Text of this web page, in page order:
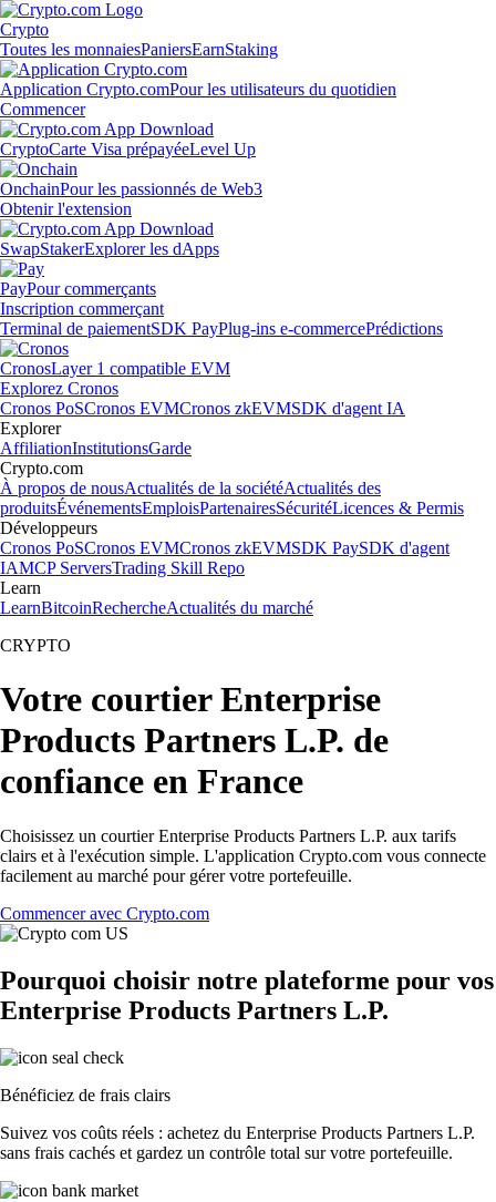
Crypto
Toutes les monnaiesPaniersEarnStaking
Application Crypto.comPour les utilisateurs du quotidien
Commencer
CryptoCarte Visa prépayéeLevel Up
OnchainPour les passionnés de Web3
Obtenir l'extension
SwapStakerExplorer les dApps
PayPour commerçants
Inscription commerçant
Terminal de paiementSDK PayPlug-ins e-commercePrédictions
CronosLayer 1 compatible EVM
Explorez Cronos
Cronos PoSCronos EVMCronos zkEVMSDK d'agent IA
Explorer
AffiliationInstitutionsGarde
Crypto.com
À propos de nousActualités de la sociétéActualités des
produitsÉvénementsEmploisPartenairesSécuritéLicences & Permis
Développeurs
Cronos PoSCronos EVMCronos zkEVMSDK PaySDK d'agent
IAMCP ServersTrading Skill Repo
Learn
LearnBitcoinRechercheActualités du marché
CRYPTO
Votre courtier Enterprise
Products Partners L.P. de
confiance en France
Choisissez un courtier Enterprise Products Partners L.P. aux tarifs
clairs et à l'exécution simple. L'application Crypto.com vous connecte
facilement au marché pour gérer votre portefeuille.
Commencer avec Crypto.com
Pourquoi choisir notre plateforme pour vos
Enterprise Products Partners L.P.
Bénéficiez de frais clairs
Suivez vos coûts réels : achetez du Enterprise Products Partners L.P.
sans frais cachés et gardez un contrôle total sur votre portefeuille.